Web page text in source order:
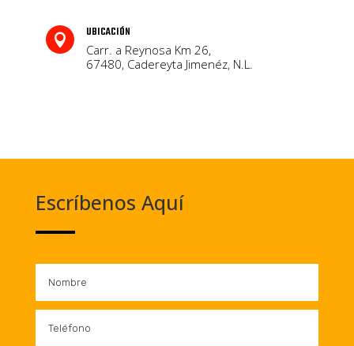
 UBICACIÓN
Carr. a Reynosa Km 26,
67480, Cadereyta Jimenéz, N.L.
Escríbenos Aquí